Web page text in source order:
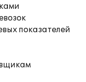
показателей